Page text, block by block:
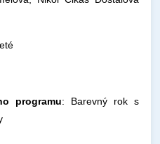
programu: Barevný rok s